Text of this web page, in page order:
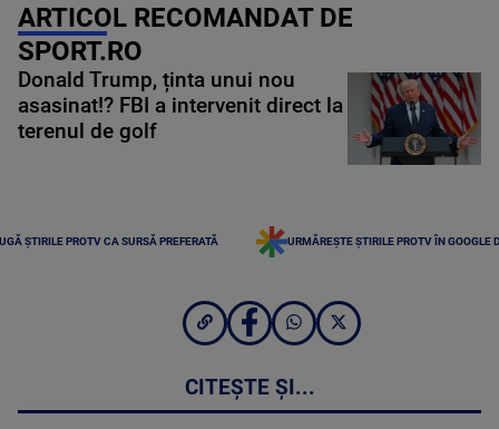
ARTICOL RECOMANDAT DE
SPORT.RO
Donald Trump, ținta unui nou
asasinat!? FBI a intervenit direct la
terenul de golf
ȘTIRILE PROTV CA SURSĂ PREFERATĂ URMĂREȘTE ȘTIRILE PROTV ÎN GOOGLE
CITEȘTE ȘI...